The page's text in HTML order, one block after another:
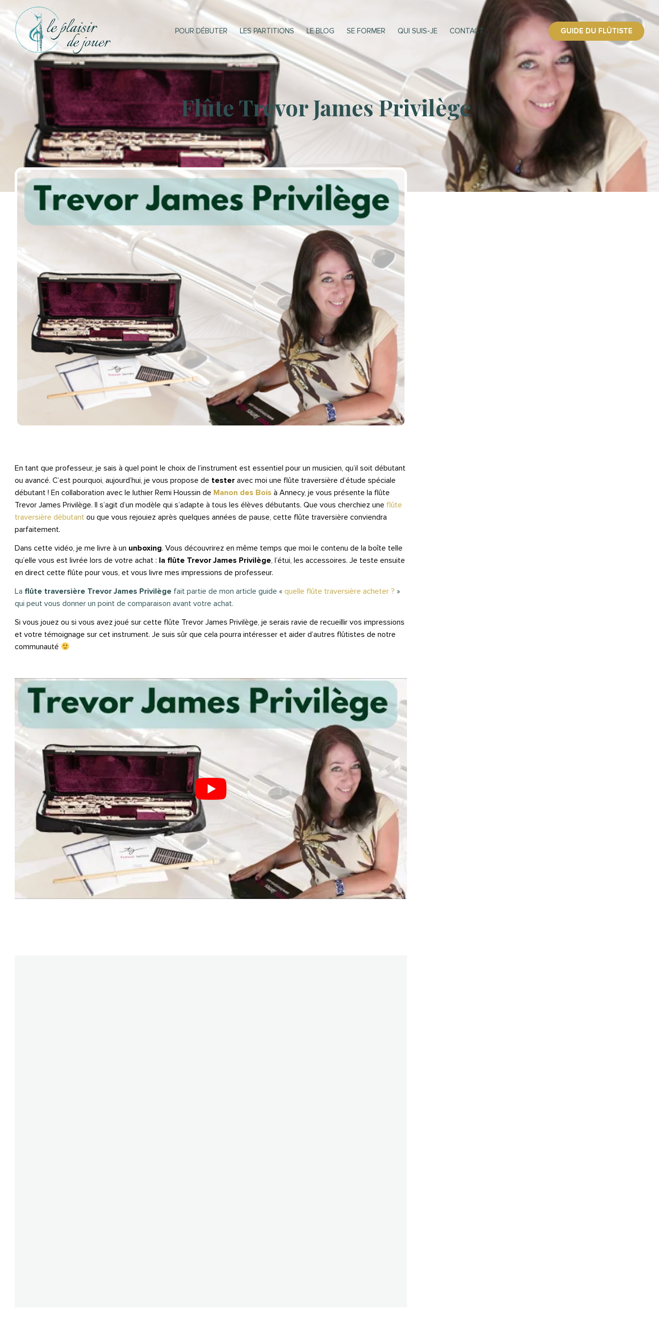
POUR DÉBUTER LES PARTITIONS LE BLOG SE FORMER QUI SUIS-JE CONTACT GUIDE DU FLÛTISTE
Flûte Trevor James Privilège
En tant que professeur, je sais à quel point le choix de l’instrument est essentiel pour un musicien, qu’il soit débutant
ou avancé. C’est pourquoi, aujourd’hui, je vous propose de tester avec moi une flûte traversière d’étude spéciale
débutant ! En collaboration avec le luthier Remi Houssin de Manon des Bois à Annecy, je vous présente la flûte
Trevor James Privilège. Il s’agit d’un modèle qui s’adapte à tous les élèves débutants. Que vous cherchiez une flûte
traversière débutant ou que vous rejouiez après quelques années de pause, cette flûte traversière conviendra
parfaitement.
Dans cette vidéo, je me livre à un unboxing. Vous découvrirez en même temps que moi le contenu de la boîte telle
qu’elle vous est livrée lors de votre achat : la flûte Trevor James Privilège, l’étui, les accessoires. Je teste ensuite
en direct cette flûte pour vous, et vous livre mes impressions de professeur.
La flûte traversière Trevor James Privilège fait partie de mon article guide « quelle flûte traversière acheter ? »
qui peut vous donner un point de comparaison avant votre achat.
Si vous jouez ou si vous avez joué sur cette flûte Trevor James Privilège, je serais ravie de recueillir vos impressions
et votre témoignage sur cet instrument. Je suis sûr que cela pourra intéresser et aider d’autres flûtistes de notre
communauté